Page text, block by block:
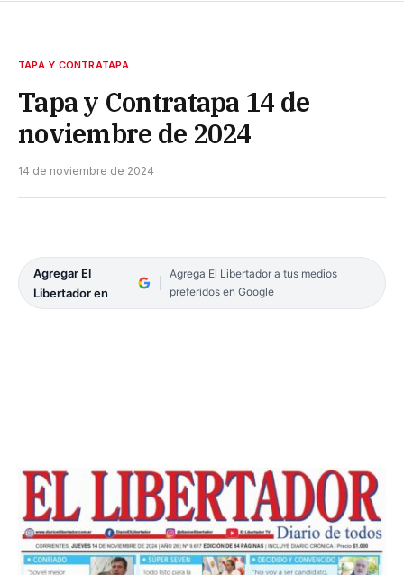
TAPA Y CONTRATAPA
Tapa y Contratapa 14 de
noviembre de 2024
14 de noviembre de 2024
Agregar El
Libertador en
Agrega El Libertador a tus medios
preferidos en Google